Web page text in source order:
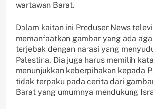
wartawan Barat.
Dalam kaitan ini Produser News
memanfaatkan gambar yang ada
terjebak dengan narasi yang
Palestina. Dia juga harus memilih
menunjukkan keberpihakan kepada
tidak terpaku pada cerita dari
Barat yang umumnya mendukung